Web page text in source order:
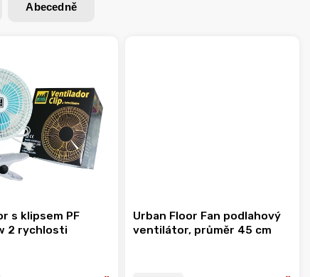
Abecedně
s klipsem PF
2 rychlosti
Urban Floor Fan podlahový
ventilátor, průměr 45 cm